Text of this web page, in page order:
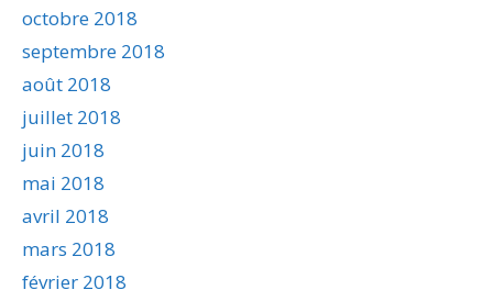
octobre 2018
septembre 2018
août 2018
juillet 2018
juin 2018
mai 2018
avril 2018
mars 2018
février 2018